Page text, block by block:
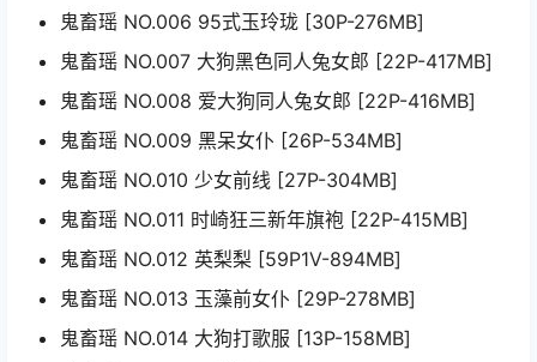
鬼畜瑶 NO.006 95式玉玲珑 [30P-276MB]
鬼畜瑶 NO.007 大狗黑色同人兔女郎 [22P-417MB]
鬼畜瑶 NO.008 爱大狗同人兔女郎 [22P-416MB]
鬼畜瑶 NO.009 黑呆女仆 [26P-534MB]
鬼畜瑶 NO.010 少女前线 [27P-304MB]
鬼畜瑶 NO.011 时崎狂三新年旗袍 [22P-415MB]
鬼畜瑶 NO.012 英梨梨 [59P1V-894MB]
鬼畜瑶 NO.013 玉藻前女仆 [29P-278MB]
鬼畜瑶 NO.014 大狗打歌服 [13P-158MB]